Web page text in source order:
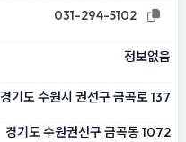
031-294-5102
정보없음
경기도 수원시 권선구 금곡로 137
경기도 수원권선구 금곡동 1072